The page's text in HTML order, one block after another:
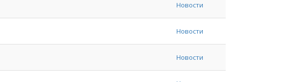
Новости
Новости
Новости